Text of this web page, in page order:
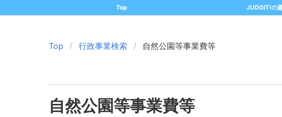
Top JUDGIT!の
Top 行政事業検索 自然公園等事業費等
自然公園等事業費等